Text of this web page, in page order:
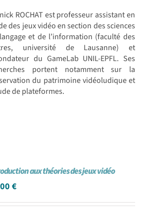
ROCHAT est professeur assistant en
des jeux vidéo en section des sciences
et de l’information (faculté des
université de Lausanne) et
du GameLab UNIL-EPFL. Ses
portent notamment sur la
du patrimoine vidéoludique et
de plateformes.
aux théories des jeux vidéo
€